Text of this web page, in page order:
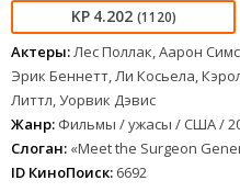
4.202 (1120)
Актеры: Лес Поллак, Аарон
Эрик Беннетт, Ли Косьела,
Литтл, Уорвик Дэвис
Жанр: Фильмы / ужасы / США /
Слоган: «Meet the Surgeon
ID КиноПоиск: 6692